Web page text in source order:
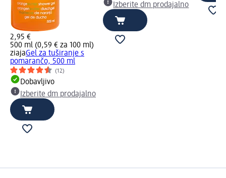
2,95 €
500 ml (0,59 € za 100 ml)
ziajaGel za tuširanje s
pomarančo, 500 ml
(12)
Dobavljivo
Izberite dm prodajalno
Izberite dm prodajalno